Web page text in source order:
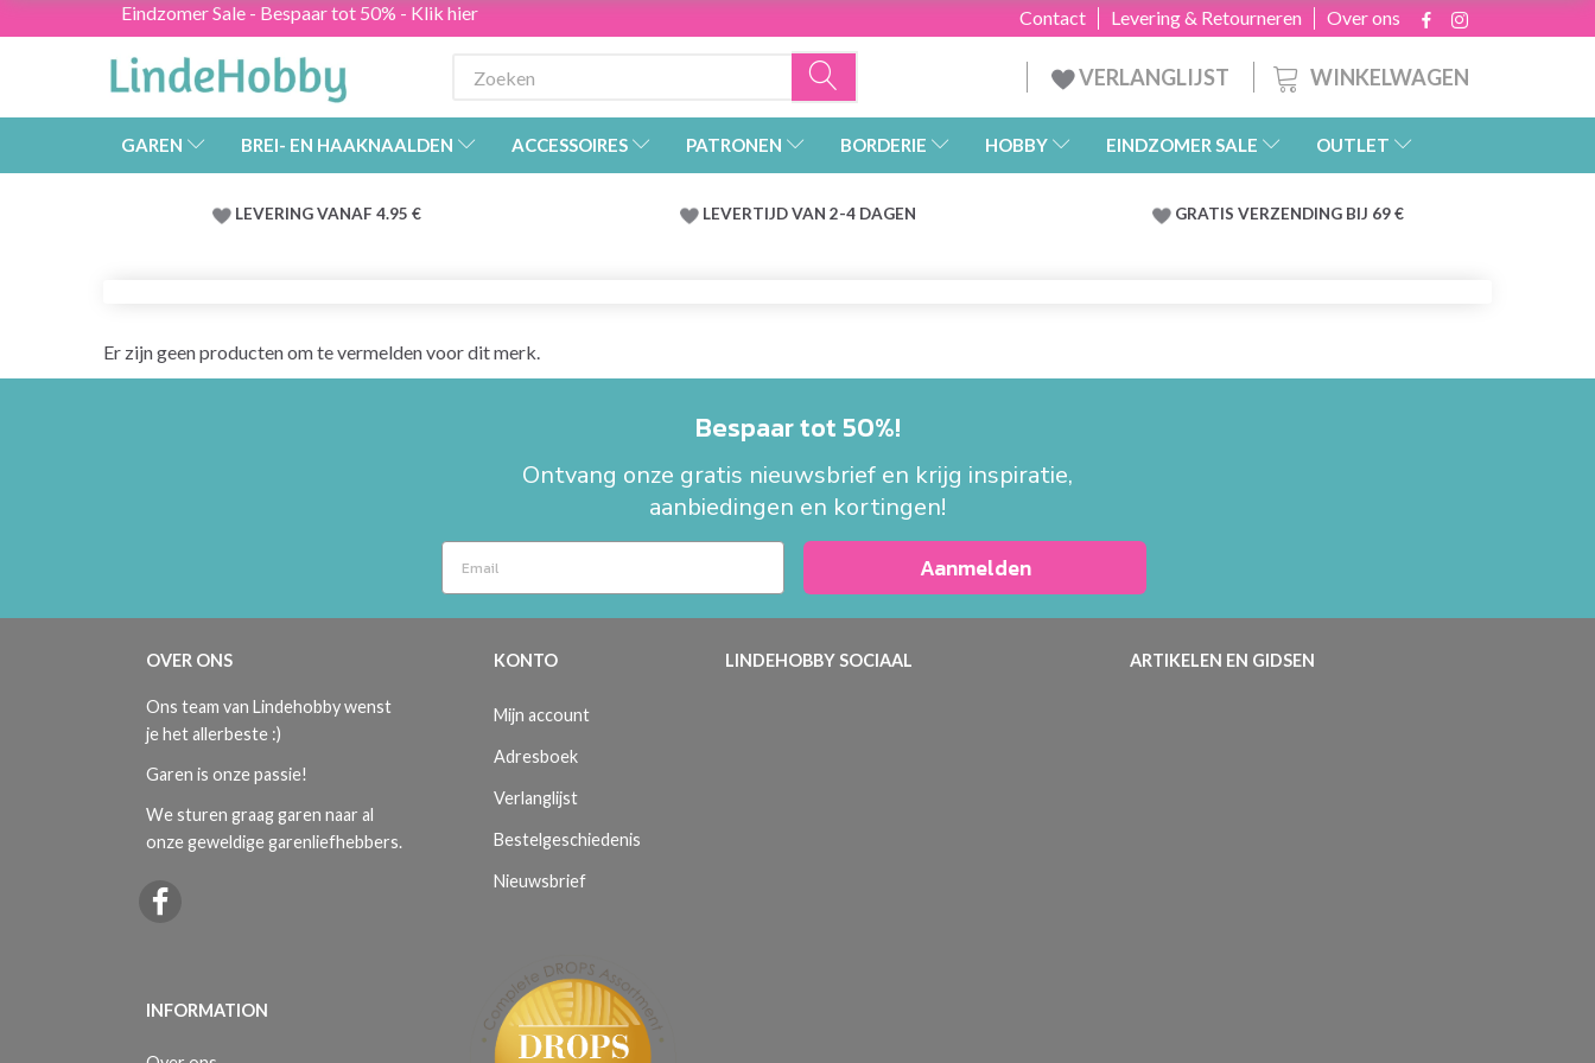
Eindzomer Sale - Bespaar tot 50% - Klik hier Over ons
Levering & Retourneren
Contact
WINKELWAGEN
VERLANGLIJST
GAREN BREI- EN HAAKNAALDEN ACCESSOIRES PATRONEN BORDERIE HOBBY EINDZOMER SALE OUTLET
LEVERING VANAF 4.95 € LEVERTIJD VAN 2-4 DAGEN GRATIS VERZENDING BIJ 69 €
Er zijn geen producten om te vermelden voor dit merk.
Bespaar tot 50%!
Ontvang onze gratis nieuwsbrief en krijg inspiratie,
aanbiedingen en kortingen!
Aanmelden
OVER ONS
Ons team van Lindehobby wenst
je het allerbeste :)
Garen is onze passie!
We sturen graag garen naar al
onze geweldige garenliefhebbers.
INFORMATION
KONTO
Mijn account
Adresboek
Verlanglijst
Bestelgeschiedenis
Nieuwsbrief
LINDEHOBBY SOCIAAL ARTIKELEN EN GIDSEN